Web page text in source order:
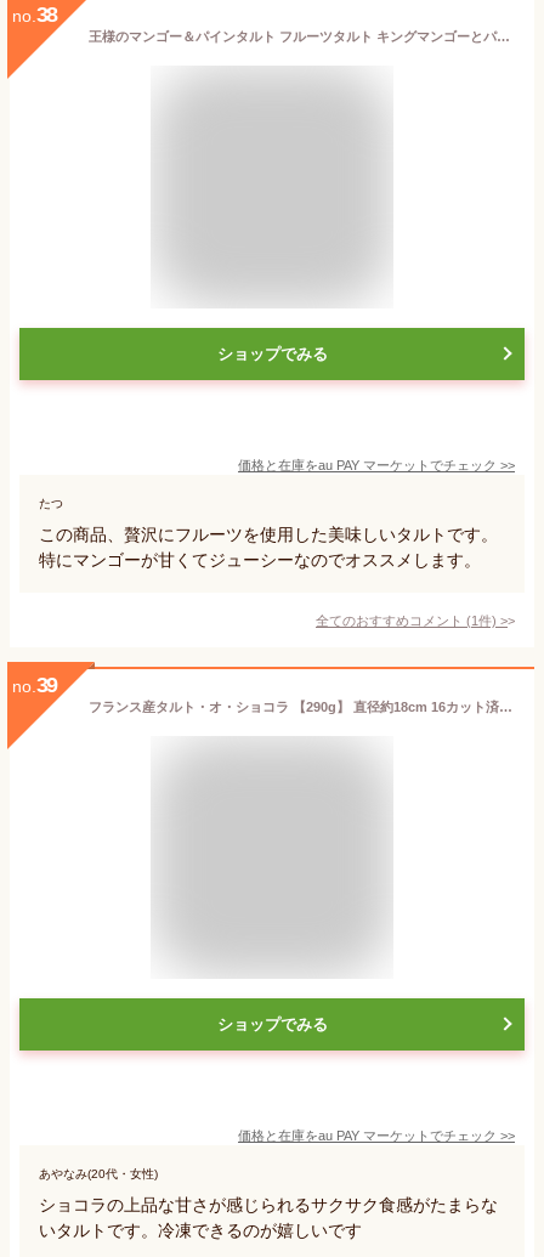
no. 38
王様のマンゴー＆パインタルト フルーツタルト キングマンゴーとパイナップルのタルト シェア お祝い 誕生日 お得 ファミリー
ショップでみる
価格と在庫をau PAY マーケット でチェック >>
たつ
この商品、贅沢にフルーツを使用した美味しいタルトです。
特にマンゴーが甘くてジューシーなのでオススメします。
全てのおすすめコメント (1件) >
no. 39
フランス産タルト・オ・ショコラ 【290g】 直径約18cm 16カット済み【冷凍のみ】
ショップでみる
価格と在庫をau PAY マーケット でチェック >>
あやなみ(20代・女性)
ショコラの上品な甘さが感じられるサクサク食感がたまらな
いタルトです。冷凍できるのが嬉しいです